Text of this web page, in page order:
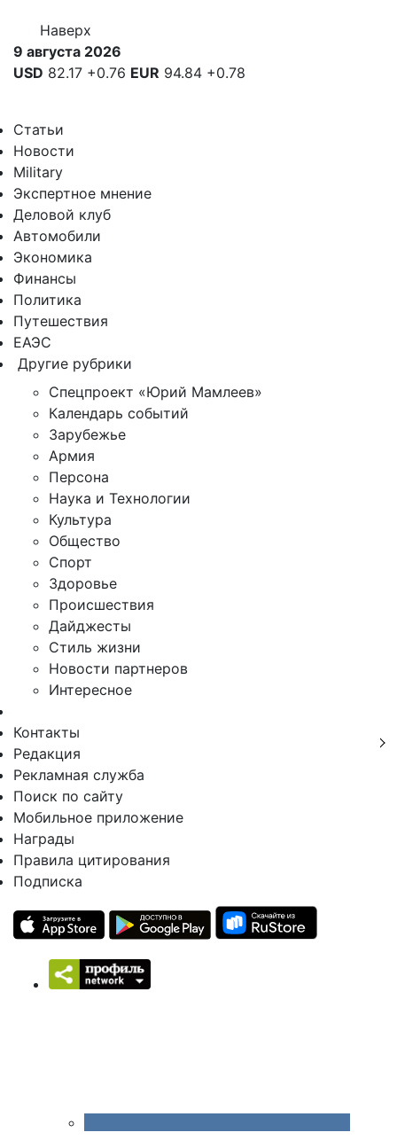
Наверх
9 августа 2026
USD 82.17 +0.76 EUR 94.84 +0.78
Статьи
Новости
Military
Экспертное мнение
Деловой клуб
Автомобили
Экономика
Финансы
Политика
Путешествия
ЕАЭС
Другие рубрики
Спецпроект «Юрий Мамлеев»
Календарь событий
Зарубежье
Армия
Персона
Наука и Технологии
Культура
Общество
Спорт
Здоровье
Происшествия
Дайджесты
Стиль жизни
Новости партнеров
Интересное
Контакты
Редакция
Рекламная служба
Поиск по сайту
Мобильное приложение
Награды
Правила цитирования
Подписка